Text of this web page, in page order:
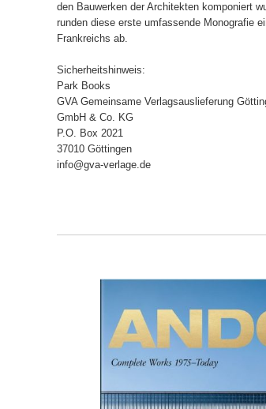
den Bauwerken der Architekten komponiert
runden diese erste umfassende Monografie
Frankreichs ab.
Sicherheitshinweis:
Park Books
GVA Gemeinsame Verlagsauslieferung
GmbH & Co. KG
P.O. Box 2021
37010 Göttingen
info@gva-verlage.de